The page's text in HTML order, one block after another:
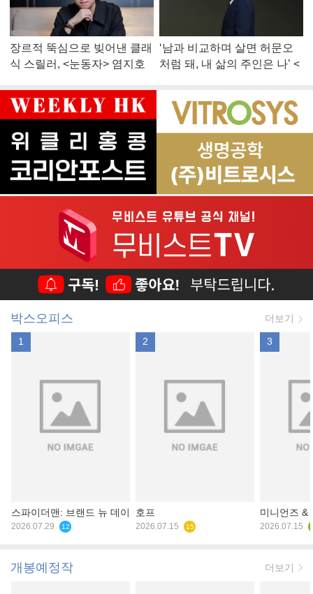
장르적 뚝심으로 빚어낸 클래
식 스릴러, <눈동자> 염지호
‘남과 비교하며 살면 허문오
처럼 돼, 내 삶의 주인은 나’ <
박스오피스 더보기
1
스파이더맨: 브랜드 뉴 데이
2026.07.29 12
2
호프
2026.07.15 15
3
미니언즈 &
2026.07.15
개봉예정작 더보기